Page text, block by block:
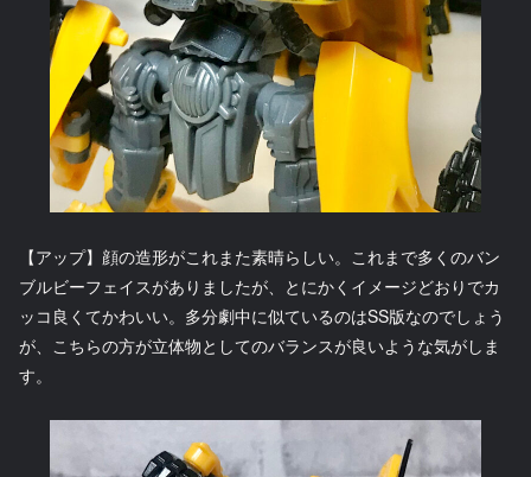
【アップ】顔の造形がこれまた素晴らしい。これまで多くのバン
ブルビーフェイスがありましたが、とにかくイメージどおりでカ
ッコ良くてかわいい。多分劇中に似ているのはSS版なのでしょう
が、こちらの方が立体物としてのバランスが良いような気がしま
す。